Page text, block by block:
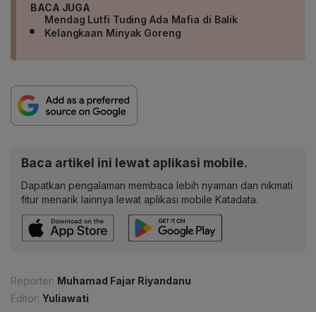
BACA JUGA
Mendag Lutfi Tuding Ada Mafia di Balik
Kelangkaan Minyak Goreng
Baca artikel ini lewat aplikasi mobile.
Dapatkan pengalaman membaca lebih nyaman dan nikmati
fitur menarik lainnya lewat aplikasi mobile Katadata.
Reporter: Muhamad Fajar Riyandanu
Editor: Yuliawati